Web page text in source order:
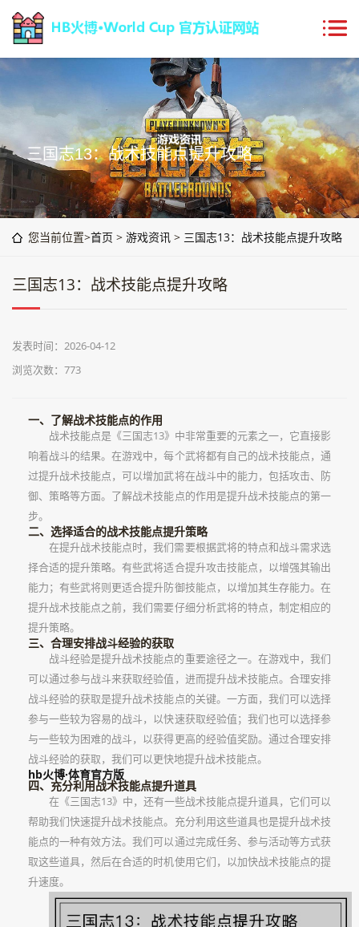
三国志13：战术技能点提升攻略
您当前位置>首页 > 游戏资讯 > 三国志13：战术技能点提升攻略
三国志13：战术技能点提升攻略
发表时间：2026-04-12
浏览次数：773
一、了解战术技能点的作用
战术技能点是《三国志13》中非常重要的元素之一，它直接影
响着战斗的结果。在游戏中，每个武将都有自己的战术技能点，通
过提升战术技能点，可以增加武将在战斗中的能力，包括攻击、防
御、策略等方面。了解战术技能点的作用是提升战术技能点的第一
步。
二、选择适合的战术技能点提升策略
在提升战术技能点时，我们需要根据武将的特点和战斗需求选
择合适的提升策略。有些武将适合提升攻击技能点，以增强其输出
能力；有些武将则更适合提升防御技能点，以增加其生存能力。在
提升战术技能点之前，我们需要仔细分析武将的特点，制定相应的
提升策略。
三、合理安排战斗经验的获取
战斗经验是提升战术技能点的重要途径之一。在游戏中，我们
可以通过参与战斗来获取经验值，进而提升战术技能点。合理安排
战斗经验的获取是提升战术技能点的关键。一方面，我们可以选择
参与一些较为容易的战斗，以快速获取经验值；我们也可以选择参
与一些较为困难的战斗，以获得更高的经验值奖励。通过合理安排
战斗经验的获取，我们可以更快地提升战术技能点。
hb火博·体育官方版
四、充分利用战术技能点提升道具
在《三国志13》中，还有一些战术技能点提升道具，它们可以
帮助我们快速提升战术技能点。充分利用这些道具也是提升战术技
能点的一种有效方法。我们可以通过完成任务、参与活动等方式获
取这些道具，然后在合适的时机使用它们，以加快战术技能点的提
升速度。